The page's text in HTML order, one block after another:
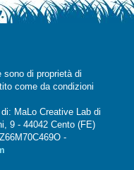
di proprietà di
come da condizioni
MaLo Creative Lab di
9 - 44042 Cento (FE)
-